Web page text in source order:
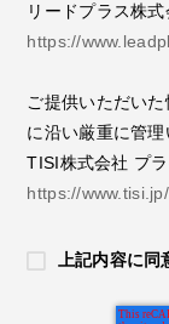
リードプラス株
https://
ご提供いただい
に沿い厳重に管理
TISI株式会社 プ
https://
上記内容に